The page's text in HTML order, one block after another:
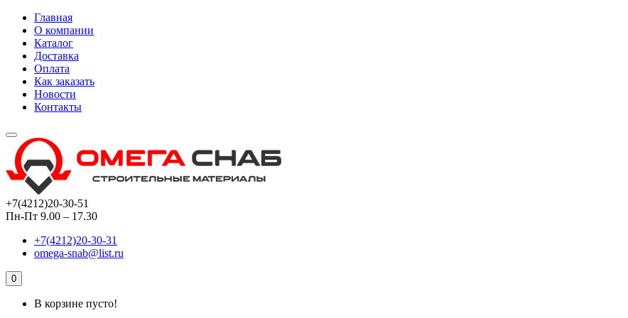
Главная
О компании
Каталог
Доставка
Оплата
Как заказать
Новости
Контакты
+7(4212)20-30-51
Пн-Пт 9.00 – 17.30
+7(4212)20-30-31
omega-snab@list.ru
0
В корзине пусто!